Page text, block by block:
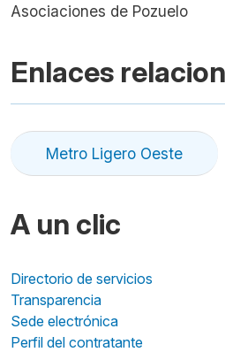
Asociaciones de Pozuelo
Enlaces
Metro Ligero Oeste
A un clic
Directorio de servicios
Transparencia
Sede electrónica
Perfil del contratante